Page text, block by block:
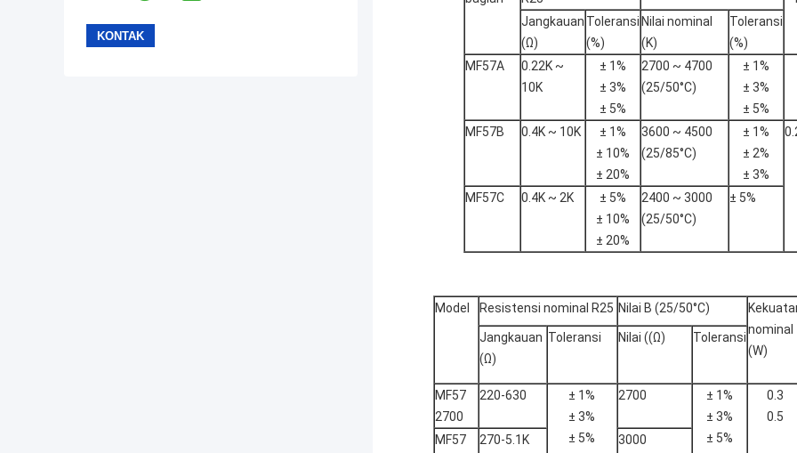
Jangkauan
(Ω)
Toleransi
(%)
Nilai nominal
(K)
Toleransi
(%)
MF57A
0.22K ~
10K
± 1%
± 3%
± 5%
2700 ~ 4700
(25/50°C)
± 1%
± 3%
± 5%
MF57B 0.4K ~ 10K
± 1%
± 10%
± 20%
3600 ~ 4500
(25/85°C)
± 1%
± 2%
± 3%
MF57C 0.4K ~ 2K
± 5%
± 10%
± 20%
2400 ~ 3000
(25/50°C)
± 5%
Model Resistensi nominal R25 Nilai B (25/50°C)
nominal
(W)
Jangkauan
(Ω)
Toleransi Nilai ((Ω) Toleransi
MF57
2700
220-630
± 1%
± 3%
± 5%
2700
± 1%
± 3%
± 5%
0.3
0.5
MF57
270-5.1K 3000